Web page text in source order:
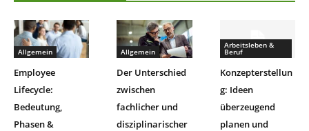
Allgemein
Employee
Lifecycle:
Bedeutung,
Phasen &
Allgemein
Der Unterschied
zwischen
fachlicher und
disziplinarischer
Arbeitsleben &
Beruf
Konzepterstellun
g: Ideen
überzeugend
planen und